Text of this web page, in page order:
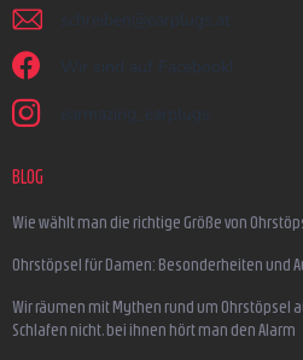
schreiben @ earplugs.at
Wir sind auf Facebook!
earmazing_earplugs
BLOG
Wie wählt man die richtige Größe von
Ohrstöpsel für Damen: Besonderheiten und
Wir räumen mit Mythen rund um Ohrstöpsel
Schlafen nicht, bei ihnen hört man den Alarm